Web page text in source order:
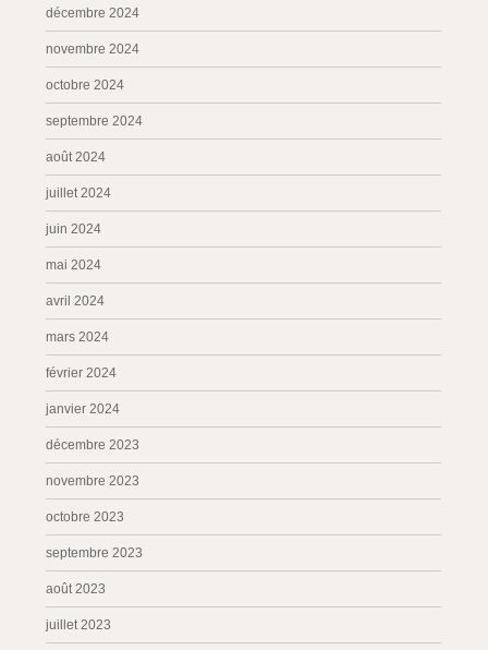
décembre 2024
novembre 2024
octobre 2024
septembre 2024
août 2024
juillet 2024
juin 2024
mai 2024
avril 2024
mars 2024
février 2024
janvier 2024
décembre 2023
novembre 2023
octobre 2023
septembre 2023
août 2023
juillet 2023